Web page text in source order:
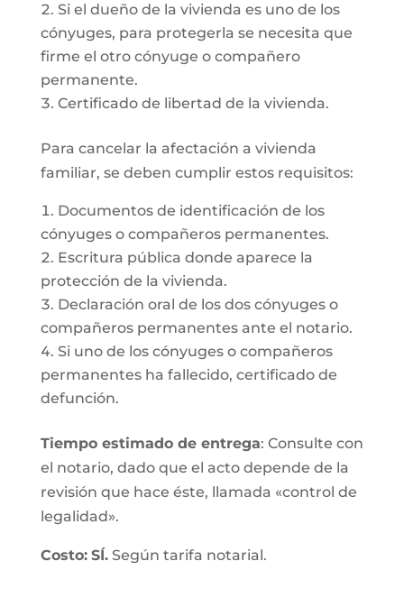
Si el dueño de la vivienda es uno de los
cónyuges, para protegerla se necesita que
firme el otro cónyuge o compañero
permanente.
Certificado de libertad de la vivienda.
Para cancelar la afectación a vivienda
familiar, se deben cumplir estos requisitos:
Documentos de identificación de los
cónyuges o compañeros permanentes.
Escritura pública donde aparece la
protección de la vivienda.
Declaración oral de los dos cónyuges o
compañeros permanentes ante el notario.
Si uno de los cónyuges o compañeros
permanentes ha fallecido, certificado de
defunción.
Tiempo estimado de entrega: Consulte con
el notario, dado que el acto depende de la
revisión que hace éste, llamada «control de
legalidad».
Costo: SÍ.Según tarifa notarial.